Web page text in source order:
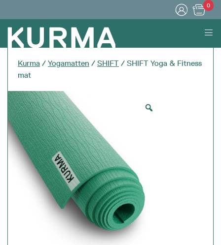
0
Kurma / Yogamatten / SHIFT / SHIFT Yoga & Fitness
mat